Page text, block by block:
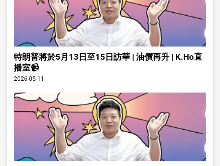
特朗普將於5月13日至15日訪華 | 油價再升 | K.Ho直
播室📹
2026-05-11